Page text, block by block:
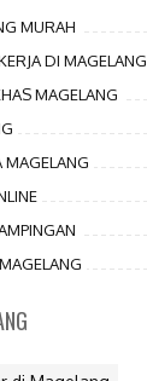
MURAH
DI MAGELANG
MAGELANG
MAGELANG